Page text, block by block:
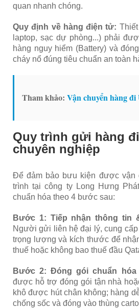
quan nhanh chóng.
Quy định về hàng điện tử:
laptop, sạc dự phòng...) phải
hàng nguy hiểm (Battery) và
cháy nổ đúng tiêu chuẩn an toàn
Tham khảo: Vận chuyển hàng
Quy trình gửi hàng
chuyên nghiệp
Để đảm bảo bưu kiện được vận
trình tại công ty Long Hưng
chuẩn hóa theo 4 bước sau:
Bước 1: Tiếp nhận thông tin
Người gửi liên hệ đại lý, cung cấp
trọng lượng và kích thước để
thuế hoặc không bao thuế đầu
Bước 2: Đóng gói chuẩn hóa
được hỗ trợ đóng gói tận nhà
khô được hút chân không; hàng
chống sốc và đóng vào thùng